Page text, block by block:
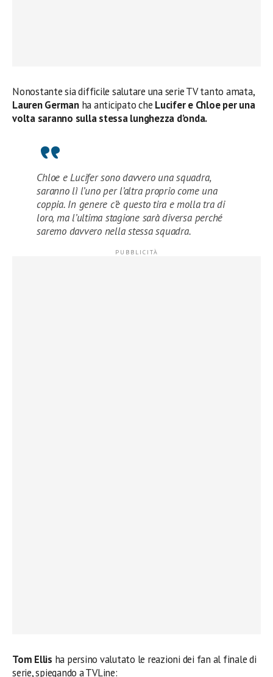
Nonostante sia difficile salutare una serie TV tanto amata,
Lauren Germanha anticipato che Lucifer e Chloe per una
volta saranno sulla stessa lunghezza d’onda.
Chloe e Lucifer sono davvero una squadra,
saranno lì l’uno per l’altra proprio come una
coppia. In genere c’è questo tira e molla tra di
loro, ma l’ultima stagione sarà diversa perché
saremo davvero nella stessa squadra.
Tom Ellis ha persino valutato le reazioni dei fan al finale di
serie, spiegando a TVLine: